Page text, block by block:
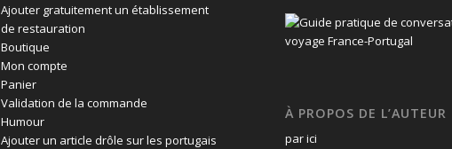
Ajouter gratuitement un établissement
de restauration
Boutique
Mon compte
Panier
Validation de la commande
Humour
Ajouter un article drôle sur les portugais
À PROPOS DE L’AUTEUR
par ici